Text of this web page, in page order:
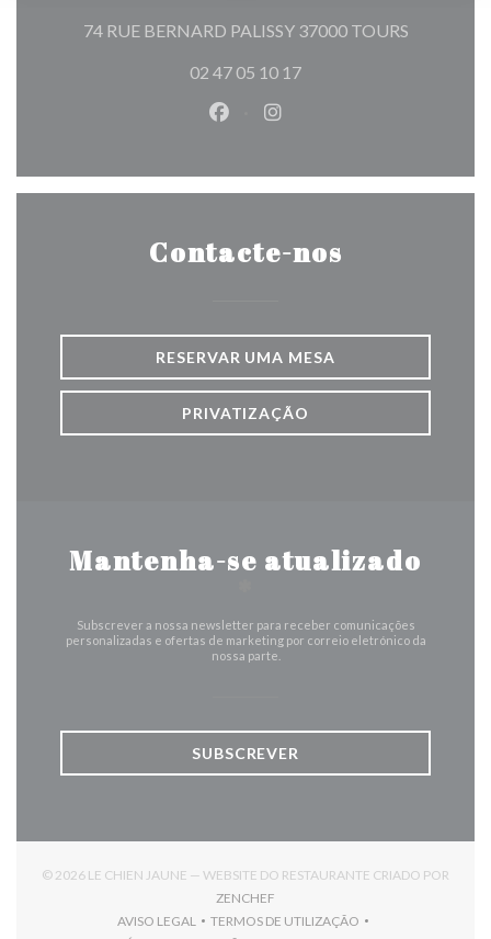
74 RUE BERNARD PALISSY 37000 TOURS((abre
02 47 05 10 17
Facebook ((abre numa nova
Instagram ((abre numa
Contacte-nos
RESERVAR UMA MESA
PRIVATIZAÇÃO
Mantenha-se atualizado
Subscrever a nossa newsletter para receber comunicações
personalizadas e ofertas de marketing por correio eletrónico da
nossa parte.
SUBSCREVER
© 2026 LE CHIEN JAUNE — WEBSITE DO RESTAURANTE CRIADO POR
ZENCHEF
AVISO LEGAL
((ABRE NUMA NOVA JANELA))
TERMOS DE UTILIZAÇÃO
((ABRE NUMA NOVA JANELA))